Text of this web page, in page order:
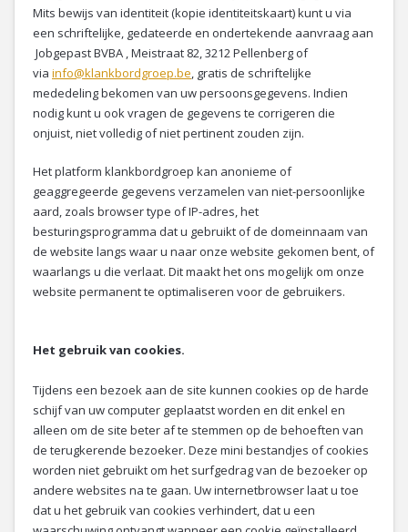
Mits bewijs van identiteit (kopie identiteitskaart) kunt u via
een schriftelijke, gedateerde en ondertekende aanvraag aan
Jobgepast BVBA , Meistraat 82, 3212 Pellenberg of
via info@klankbordgroep.be, gratis de schriftelijke
mededeling bekomen van uw persoonsgegevens. Indien
nodig kunt u ook vragen de gegevens te corrigeren die
onjuist, niet volledig of niet pertinent zouden zijn.
Het platform klankbordgroep kan anonieme of
geaggregeerde gegevens verzamelen van niet-persoonlijke
aard, zoals browser type of IP-adres, het
besturingsprogramma dat u gebruikt of de domeinnaam van
de website langs waar u naar onze website gekomen bent, of
waarlangs u die verlaat. Dit maakt het ons mogelijk om onze
website permanent te optimaliseren voor de gebruikers.
Het gebruik van cookies.
Tijdens een bezoek aan de site kunnen cookies op de harde
schijf van uw computer geplaatst worden en dit enkel en
alleen om de site beter af te stemmen op de behoeften van
de terugkerende bezoeker. Deze mini bestandjes of cookies
worden niet gebruikt om het surfgedrag van de bezoeker op
andere websites na te gaan. Uw internetbrowser laat u toe
dat u het gebruik van cookies verhindert, dat u een